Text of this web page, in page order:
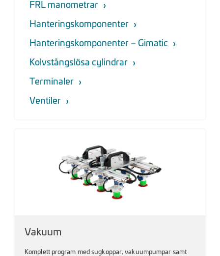
FRL manometrar
Hanteringskomponenter
Hanteringskomponenter – Gimatic
Kolvstångslösa cylindrar
Terminaler
Ventiler
Vakuum
Komplett program med sugkoppar, vakuumpumpar samt